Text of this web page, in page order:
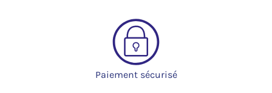
Paiement sécurisé